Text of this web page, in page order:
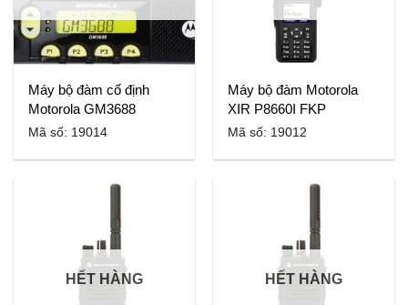
Máy bộ đàm cố định
Motorola GM3688
Mã số: 19014
Máy bộ đàm Motorola
XIR P8660I FKP
Mã số: 19012
HẾT HÀNG HẾT HÀNG